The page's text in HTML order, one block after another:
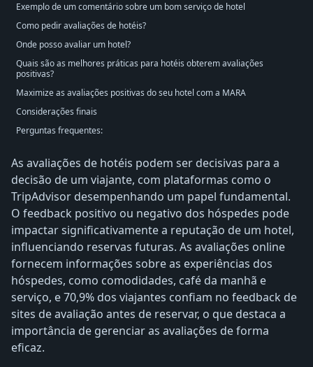
Exemplo de um comentário sobre um bom serviço de hotel
Como pedir avaliações de hotéis?
Onde posso avaliar um hotel?
Quais são as melhores práticas para hotéis obterem avaliações
positivas?
Maximize as avaliações positivas do seu hotel com a MARA
Considerações finais
Perguntas frequentes:
As avaliações de hotéis podem ser decisivas para a
decisão de um viajante, com plataformas como o
TripAdvisor desempenhando um papel fundamental.
O feedback positivo ou negativo dos hóspedes pode
impactar significativamente a reputação de um hotel,
influenciando reservas futuras. As avaliações online
fornecem informações sobre as experiências dos
hóspedes, como comodidades, café da manhã e
serviço, e 70,9% dos viajantes confiam no feedback de
sites de avaliação antes de reservar, o que destaca a
importância de gerenciar as avaliações de forma
eficaz.